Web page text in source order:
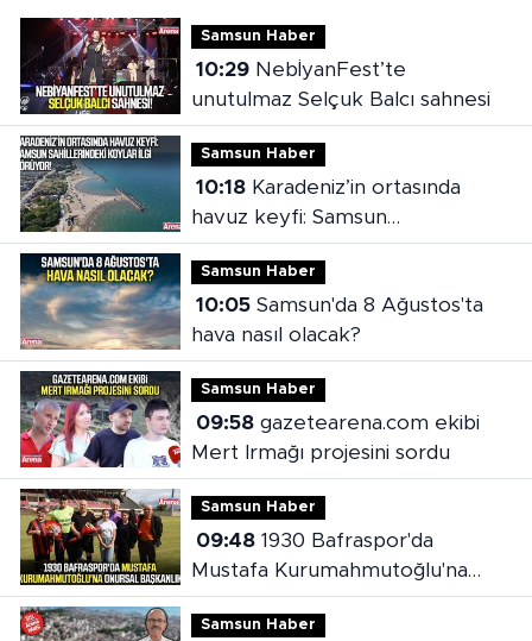
Samsun Haber
10:29NebİyanFest’te
unutulmaz Selçuk Balcı sahnesi
Samsun Haber
10:18Karadeniz’in ortasında
havuz keyfi: Samsun
sahillerindeki koylar ilgi görüyor
Samsun Haber
10:05Samsun'da 8 Ağustos'ta
hava nasıl olacak?
Samsun Haber
09:58gazetearena.com ekibi
Mert Irmağı projesini sordu
Samsun Haber
09:481930 Bafraspor'da
Mustafa Kurumahmutoğlu'na
onursal başkanlık
Samsun Haber